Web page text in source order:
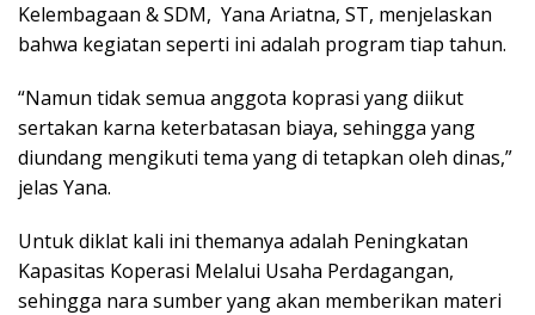
Kelembagaan & SDM, Yana Ariatna, ST, menjelaskan
bahwa kegiatan seperti ini adalah program tiap tahun.
“Namun tidak semua anggota koprasi yang diikut
sertakan karna keterbatasan biaya, sehingga yang
diundang mengikuti tema yang di tetapkan oleh dinas,”
jelas Yana.
Untuk diklat kali ini themanya adalah Peningkatan
Kapasitas Koperasi Melalui Usaha Perdagangan,
sehingga nara sumber yang akan memberikan materi